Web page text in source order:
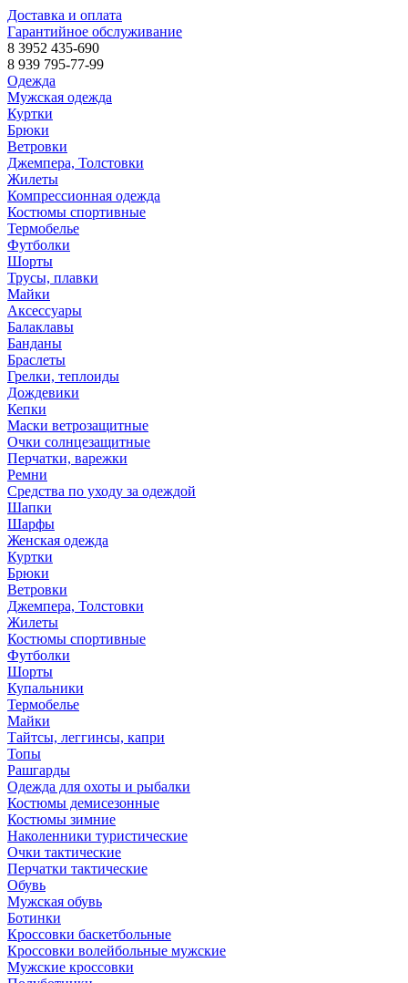
Доставка и оплата
Гарантийное обслуживание
8 3952 435-690
8 939 795-77-99
Одежда
Мужская одежда
Куртки
Брюки
Ветровки
Джемпера, Толстовки
Жилеты
Компрессионная одежда
Костюмы спортивные
Термобелье
Футболки
Шорты
Трусы, плавки
Майки
Аксессуары
Балаклавы
Банданы
Браслеты
Грелки, теплоиды
Дождевики
Кепки
Маски ветрозащитные
Очки солнцезащитные
Перчатки, варежки
Ремни
Средства по уходу за одеждой
Шапки
Шарфы
Женская одежда
Куртки
Брюки
Ветровки
Джемпера, Толстовки
Жилеты
Костюмы спортивные
Футболки
Шорты
Купальники
Термобелье
Майки
Тайтсы, леггинсы, капри
Топы
Рашгарды
Одежда для охоты и рыбалки
Костюмы демисезонные
Костюмы зимние
Наколенники туристические
Очки тактические
Перчатки тактические
Обувь
Мужская обувь
Ботинки
Кроссовки баскетбольные
Кроссовки волейбольные мужские
Мужские кроссовки